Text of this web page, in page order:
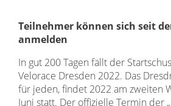
Teilnehmer können sich seit
anmelden
In gut 200 Tagen fällt der
Velorace Dresden 2022. Das
für jeden, findet 2022 am zweiten
Juni statt. Der offizielle Termin der